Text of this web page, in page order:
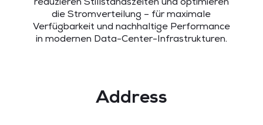
die Stromverteilung – für maximale
Verfügbarkeit und nachhaltige Performance
in modernen Data-Center-Infrastrukturen.
Address